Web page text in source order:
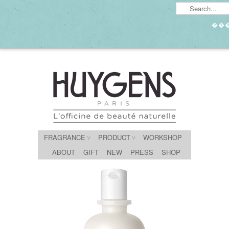
FRAGRANCE ∨ PRODUCT ∨
WORKSHOP
ABOUT
GIFT NEW PRESS SHOP